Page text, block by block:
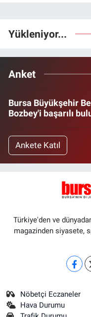
Yükleniyor...
Anket
Bursa Büyükşehir
Bozbey'i başarılı
Ankete Katıl
Türkiye'den ve
magazinden siyasete,
Nöbetçi Eczaneler
Hava Durumu